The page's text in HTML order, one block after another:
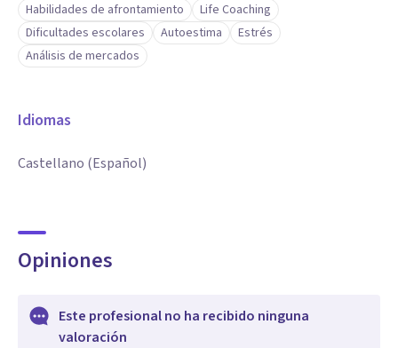
Habilidades de afrontamiento
Life Coaching
Dificultades escolares
Autoestima
Estrés
Análisis de mercados
Idiomas
Castellano (Español)
Opiniones
Este profesional no ha recibido ninguna
valoración